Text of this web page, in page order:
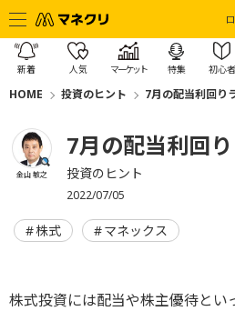
新着 人気 マーケット 特集 初心者
HOME 投資のヒント 7月の配当利回り
金山 敏之
7月の配当利回
投資のヒント
2022/07/05
株式 マネックス
株式投資には配当や株主優待とい